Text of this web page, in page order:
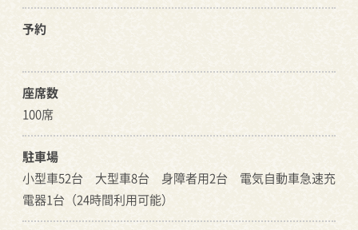
予約
座席数
100席
駐車場
小型車52台 大型車8台 身障者用2台 電気自動車急速充
電器1台（24時間利用可能）